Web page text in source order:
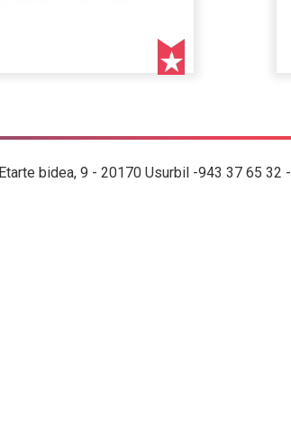
bidea, 9 - 20170 Usurbil -943 37 65 32 -